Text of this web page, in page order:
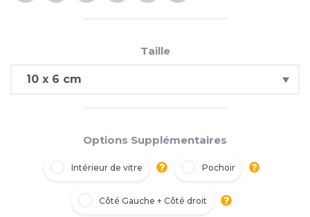
Taille
Options Supplémentaires
Intérieur de vitre Pochoir
Côté Gauche + Côté droit